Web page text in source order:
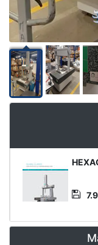
Media
Datei